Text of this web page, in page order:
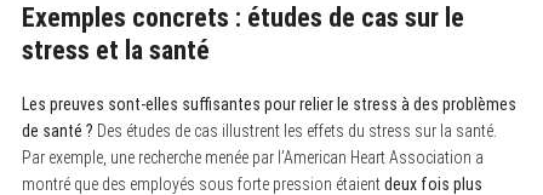
Exemples concrets : études de cas sur le
stress et la santé
Les preuves sont-elles suffisantes pour relier le stress à des problèmes
de santé ? Des études de cas illustrent les effets du stress sur la santé.
Par exemple, une recherche menée par l’American Heart Association a
montré que des employés sous forte pression étaientdeux fois plus